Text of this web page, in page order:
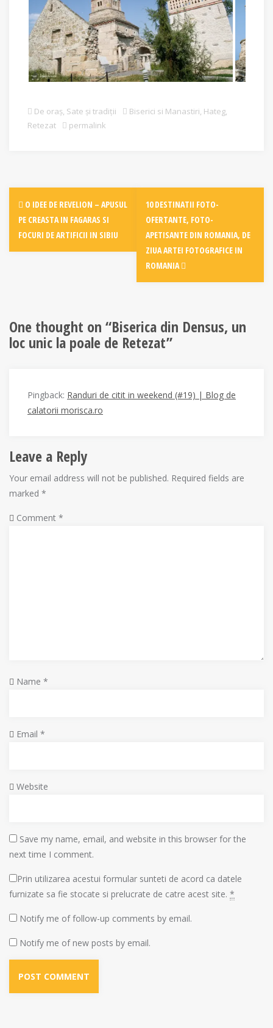
De oraș, Sate și tradiții Biserici si Manastiri, Hateg,
Retezat
permalink
Post
navigation
O IDEE DE REVELION – APUSUL
PE CREASTA IN FAGARAS SI
FOCURI DE ARTIFICII IN SIBIU
10 DESTINATII FOTO-
OFERTANTE, FOTO-
APETISANTE DIN ROMANIA, DE
ZIUA ARTEI FOTOGRAFICE IN
ROMANIA
One thought on “Biserica din Densus, un
loc unic la poale de Retezat”
Pingback: Randuri de citit in weekend (#19) | Blog de
calatorii morisca.ro
Leave a Reply
Your email address will not be published. Required fields are
marked *
Comment *
Name *
Email *
Website
Save my name, email, and website in this browser for the
next time I comment.
Prin utilizarea acestui formular sunteti de acord ca datele
furnizate sa fie stocate si prelucrate de catre acest site. *
Notify me of follow-up comments by email.
Notify me of new posts by email.